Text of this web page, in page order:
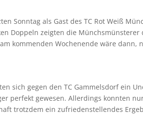
Sonntag als Gast des TC Rot Weiß
Doppeln zeigten die
kommenden Wochenende wäre
sich gegen den TC Gammelsdorf ein
perfekt gewesen. Allerdings konnten
trotzdem ein zufriedenstellendes